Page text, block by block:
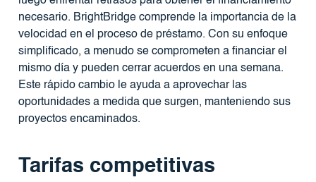
necesario. BrightBridge comprende la importancia de la
velocidad en el proceso de préstamo. Con su enfoque
simplificado, a menudo se comprometen a financiar el
mismo día y pueden cerrar acuerdos en una semana.
Este rápido cambio le ayuda a aprovechar las
oportunidades a medida que surgen, manteniendo sus
proyectos encaminados.
Tarifas competitivas